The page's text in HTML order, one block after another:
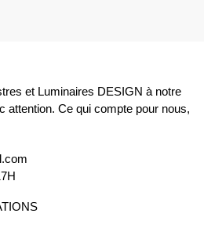
et Luminaires DESIGN à notre
attention. Ce qui compte pour nous,